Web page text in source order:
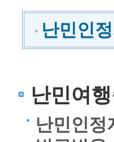
난민인
민
인
난민여
난민인정